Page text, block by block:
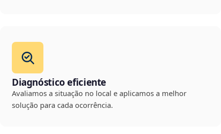
Diagnóstico eficiente
Avaliamos a situação no local e aplicamos a melhor
solução para cada ocorrência.